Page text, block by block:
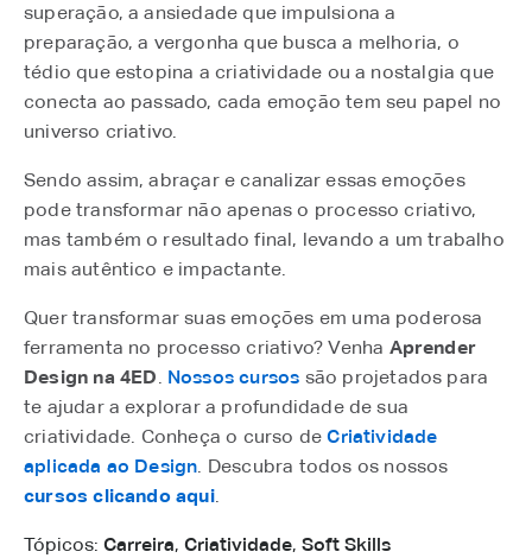
superação, a ansiedade que impulsiona a
preparação, a vergonha que busca a melhoria, o
tédio que estopina a criatividade ou a nostalgia que
conecta ao passado, cada emoção tem seu papel no
universo criativo.
Sendo assim, abraçar e canalizar essas emoções
pode transformar não apenas o processo criativo,
mas também o resultado final, levando a um trabalho
mais autêntico e impactante.
Quer transformar suas emoções em uma poderosa
ferramenta no processo criativo? Venha Aprender
Design na 4ED. Nossos cursos são projetados para
te ajudar a explorar a profundidade de sua
criatividade. Conheça o curso deCriatividade
aplicada ao Design. Descubra todos os nossos
cursos clicando aqui.
Tópicos: Carreira, Criatividade, Soft Skills